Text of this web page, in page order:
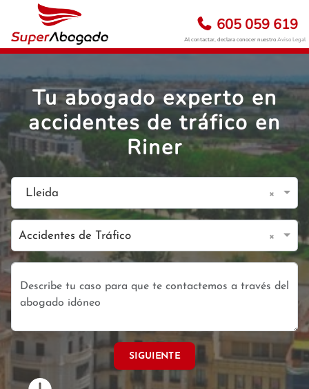
605 059 619
Al contactar, declara conocer nuestroAviso Legal
Tu abogado experto en
accidentes de tráfico en
Riner
Lleida ×
Accidentes de Tráfico ×
SIGUIENTE